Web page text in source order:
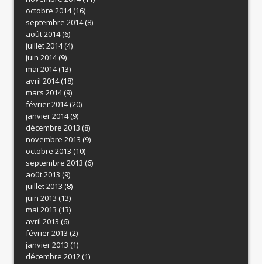
octobre 2014(16)
septembre 2014(8)
août 2014(6)
juillet 2014(4)
juin 2014(9)
mai 2014(13)
avril 2014(18)
mars 2014(9)
février 2014(20)
janvier 2014(9)
décembre 2013 (8)
novembre 2013 (9)
octobre 2013 (10)
septembre 2013 (6)
août 2013 (9)
juillet 2013 (8)
juin 2013 (13)
mai 2013 (13)
avril 2013 (6)
février 2013 (2)
janvier 2013 (1)
décembre 2012(1)